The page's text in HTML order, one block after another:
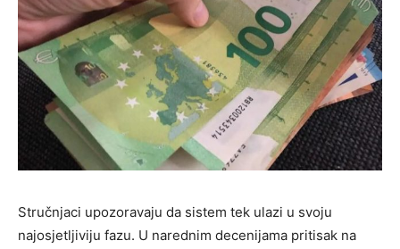
Stručnjaci upozoravaju da sistem tek ulazi u svoju
najosjetljiviju fazu. U narednim decenijama pritisak na